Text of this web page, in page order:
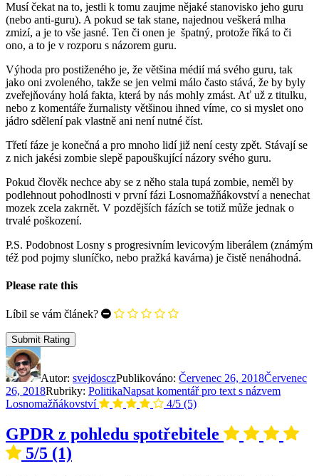
Musí čekat na to, jestli k tomu zaujme nějaké stanovisko jeho guru
(nebo anti-guru). A pokud se tak stane, najednou veškerá mlha
zmizí, a je to vše jasné. Ten či onen je špatný, protože říká to či
ono, a to je v rozporu s názorem guru.
Výhoda pro postiženého je, že většina médií má svého guru, tak
jako oni zvoleného, takže se jen velmi málo často stává, že by byly
zveřejňovány holá fakta, která by nás mohly zmást. Ať už z titulku,
nebo z komentáře žurnalisty většinou ihned víme, co si myslet ono
jádro sdělení pak vlastně ani není nutné číst.
Třetí fáze je konečná a pro mnoho lidí již není cesty zpět. Stávají se
z nich jakési zombie slepě papouškující názory svého guru.
Pokud člověk nechce aby se z něho stala tupá zombie, neměl by
podlehnout pohodlnosti v první fázi Losnomažňákovství a nenechat
mozek zcela zakrnět. V pozdějších fázích se totiž může jednak o
trvalé poškození.
P.S. Podobnost Losny s progresivním levicovým liberálem (známým
též pod pojmy sluníčko, nebo pražká kavárna) je čistě nenáhodná.
Please rate this
Líbil se vám článek?
Autor: svejdosczPublikováno: Červenec 26, 2018Červenec
26, 2018Rubriky: PolitikaNapsat komentářpro text s názvem
Losnomažňákovství
4/5 (5)
GPDR z pohledu spotřebitele
5/5 (1)